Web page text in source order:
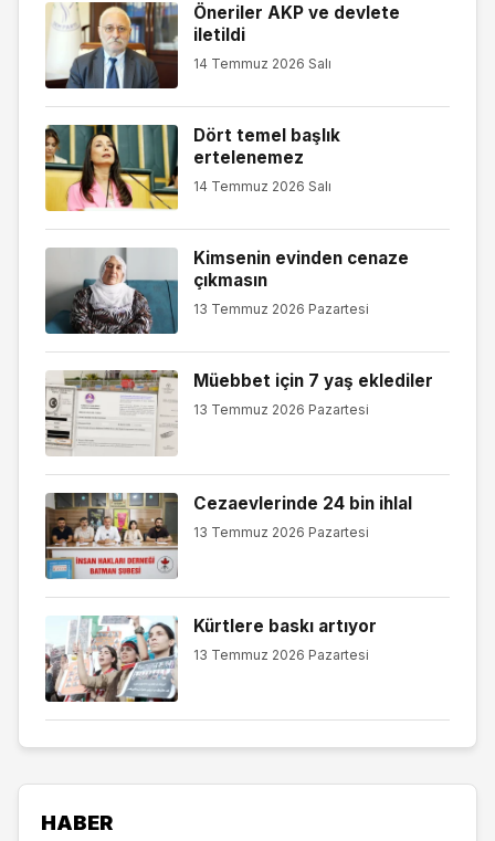
Öneriler AKP ve devlete
iletildi
14 Temmuz 2026 Salı
Dört temel başlık
ertelenemez
14 Temmuz 2026 Salı
Kimsenin evinden cenaze
çıkmasın
13 Temmuz 2026 Pazartesi
Müebbet için 7 yaş eklediler
13 Temmuz 2026 Pazartesi
Cezaevlerinde 24 bin ihlal
13 Temmuz 2026 Pazartesi
Kürtlere baskı artıyor
13 Temmuz 2026 Pazartesi
HABER